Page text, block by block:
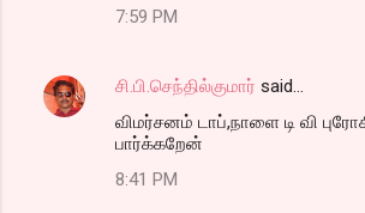
7:59 PM
சி.பி.செந்தில்குமார் said…
விமர்சனம் டாப்,நாளை டி வி
பார்க்கறேன்
8:41 PM